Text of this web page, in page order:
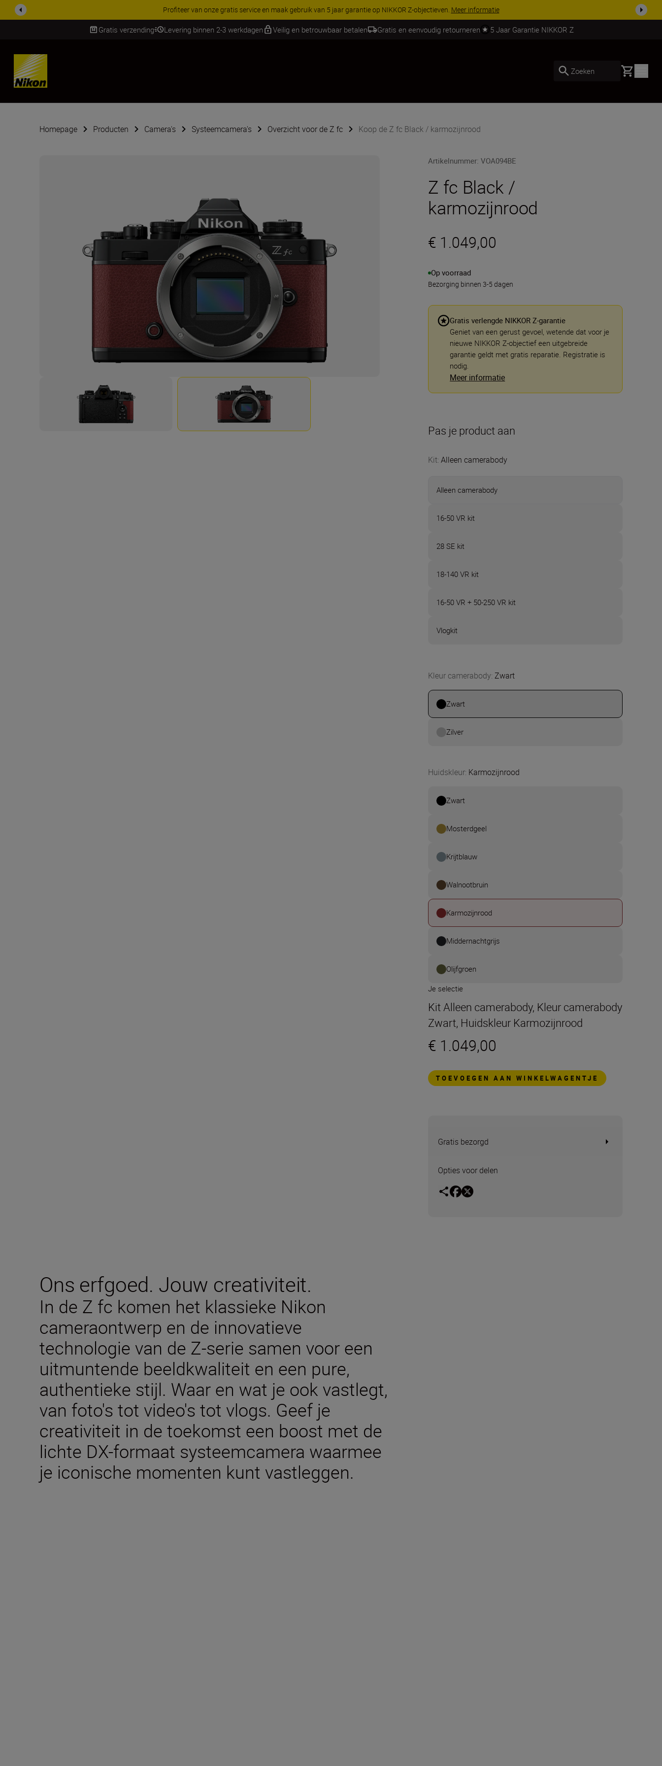
KORTING OP ACCESSOIRES | Bespaar 15% op geselecteerde accessoires, maak je kit vandaag nog compleetKoop nu
Gratis verzending Levering binnen 2-3 werkdagen Veilig en betrouwbaar betalen Gratis en eenvoudig retourneren 5 Jaar Garantie NIKKOR Z
SKIP
Zoeken Basket
Homepage Producten Camera's Systeemcamera's Overzicht voor de Z fc Koop de Z fc Black / karmozijnrood
Artikelnummer:VOA094BE
Z fc Black /
karmozijnrood
€ 1.049,00
Op voorraad
Bezorging binnen 3-5 dagen
Gratis verlengde NIKKOR Z-garantie
Geniet van een gerust gevoel, wetende dat voor je
nieuwe NIKKOR Z-objectief een uitgebreide
garantie geldt met gratis reparatie. Registratie is
nodig.
Meer informatie
Pas je product aan
Kit:Alleen camerabody
Alleen camerabody
16-50 VR kit
28 SE kit
18-140 VR kit
16-50 VR + 50-250 VR kit
Vlogkit
Kleur camerabody:Zwart
Zwart
Zilver
Huidskleur: Karmozijnrood
Zwart
Mosterdgeel
Krijtblauw
Walnootbruin
Karmozijnrood
Middernachtgrijs
Olijfgroen
Je selectie
Kit Alleen camerabody, Kleur camerabody
Zwart, Huidskleur Karmozijnrood
€ 1.049,00
TOEVOEGEN AAN WINKELWAGENTJE
Gratis bezorgd
Opties voor delen
Ons erfgoed. Jouw creativiteit.
In de Z fc komen het klassieke Nikon
cameraontwerp en de innovatieve
technologie van de Z-serie samen voor een
uitmuntende beeldkwaliteit en een pure,
authentieke stijl. Waar en wat je ook vastlegt,
van foto's tot video's tot vlogs. Geef je
creativiteit in de toekomst een boost met de
lichte DX-formaat systeemcamera waarmee
je iconische momenten kunt vastleggen.